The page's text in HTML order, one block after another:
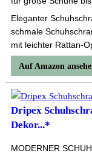
Eleganter
schmale
mit leichter Rattan-
Auf Amazon
Dripex
Dekor...*
MODERNER